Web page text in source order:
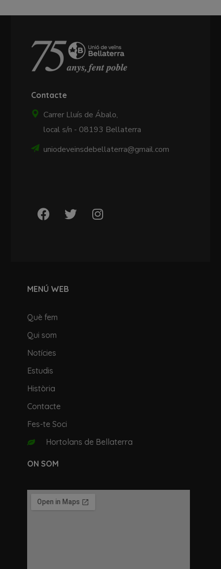
Contacte
Carrer Lluís de Ábalo,
local s/n - 08193 Bellaterra
uniodeveinsdebellaterra@gmail.com
MENÚ WEB
Què fem
Qui som
Notícies
Estudis
Història
Contacte
Fes-te Soci
Hortolans de Bellaterra
ON SOM